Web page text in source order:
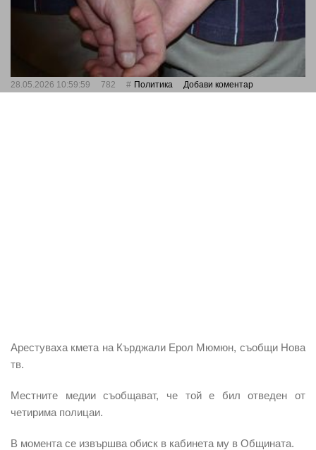
28.05.2026 10:59:59 782 Политика Добави коментар
Арестуваха кмета на Кърджали Ерол Мюмюн, съобщи Нова
тв.
Местните медии съобщават, че той е билотведен от
четирима полицаи.
В момента се извършва обиск в кабинета му в Общината.